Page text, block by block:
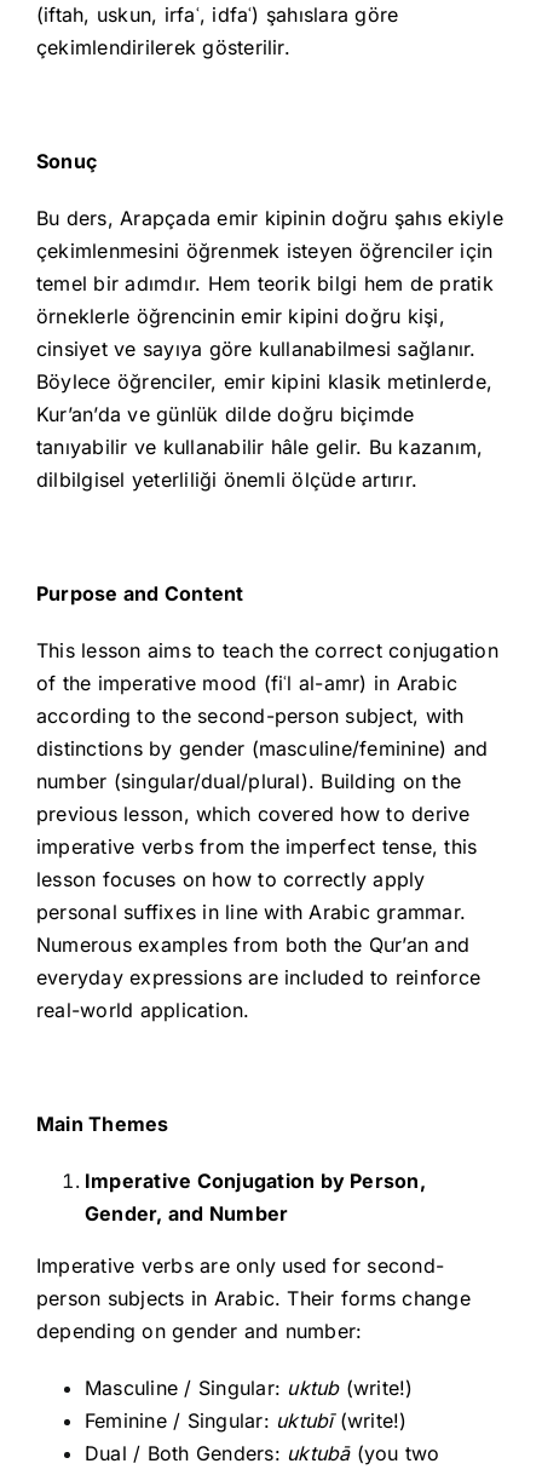
(iftah, uskun, irfaʿ, idfaʿ) şahıslara göre
çekimlendirilerek gösterilir.
Sonuç
Bu ders, Arapçada emir kipinin doğru şahıs ekiyle
çekimlenmesini öğrenmek isteyen öğrenciler için
temel bir adımdır. Hem teorik bilgi hem de pratik
örneklerle öğrencinin emir kipini doğru kişi,
cinsiyet ve sayıya göre kullanabilmesi sağlanır.
Böylece öğrenciler, emir kipini klasik metinlerde,
Kur’an’da ve günlük dilde doğru biçimde
tanıyabilir ve kullanabilir hâle gelir. Bu kazanım,
dilbilgisel yeterliliği önemli ölçüde artırır.
Purpose and Content
This lesson aims to teach the correct conjugation
of the imperative mood (fiʿl al-amr) in Arabic
according to the second-person subject, with
distinctions by gender (masculine/feminine) and
number (singular/dual/plural). Building on the
previous lesson, which covered how to derive
imperative verbs from the imperfect tense, this
lesson focuses on how to correctly apply
personal suffixes in line with Arabic grammar.
Numerous examples from both the Qur’an and
everyday expressions are included to reinforce
real-world application.
Main Themes
Imperative Conjugation by Person,
Gender, and Number
Imperative verbs are only used for second-
person subjects in Arabic. Their forms change
depending on gender and number:
Masculine / Singular: uktub(write!)
Feminine / Singular: uktubī(write!)
Dual / Both Genders: uktubā(you two